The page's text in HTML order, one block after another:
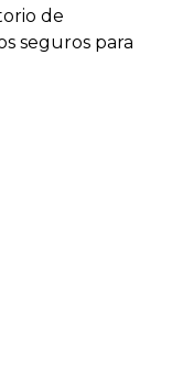
de
seguros para